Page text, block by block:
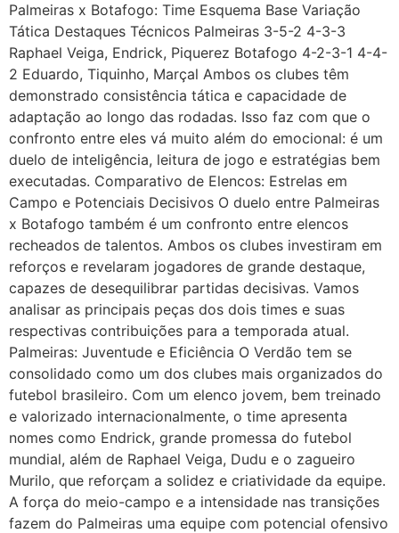
Palmeiras x Botafogo: Time Esquema Base Variação
Tática Destaques Técnicos Palmeiras 3-5-2 4-3-3
Raphael Veiga, Endrick, Piquerez Botafogo 4-2-3-1 4-4-
2 Eduardo, Tiquinho, Marçal Ambos os clubes têm
demonstrado consistência tática e capacidade de
adaptação ao longo das rodadas. Isso faz com que o
confronto entre eles vá muito além do emocional: é um
duelo de inteligência, leitura de jogo e estratégias bem
executadas. Comparativo de Elencos: Estrelas em
Campo e Potenciais Decisivos O duelo entre Palmeiras
x Botafogo também é um confronto entre elencos
recheados de talentos. Ambos os clubes investiram em
reforços e revelaram jogadores de grande destaque,
capazes de desequilibrar partidas decisivas. Vamos
analisar as principais peças dos dois times e suas
respectivas contribuições para a temporada atual.
Palmeiras: Juventude e Eficiência O Verdão tem se
consolidado como um dos clubes mais organizados do
futebol brasileiro. Com um elenco jovem, bem treinado
e valorizado internacionalmente, o time apresenta
nomes como Endrick, grande promessa do futebol
mundial, além de Raphael Veiga, Dudu e o zagueiro
Murilo, que reforçam a solidez e criatividade da equipe.
A força do meio-campo e a intensidade nas transições
fazem do Palmeiras uma equipe com potencial ofensivo